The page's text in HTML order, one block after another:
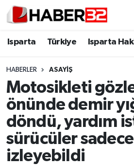
Isparta Türkiye Isparta
HABERLER ASAYİŞ
Motosikleti
önünde demir
döndü, yardım
sürücüler sadece
izleyebildi
Isparta
Esnaf Diyor ki;
ASAYİŞ
BİLİM VE TEKNOLOJİ
EĞİTİM
Isparta Nöbetçi Eczaneler
Isparta Trafik Yoğunluk
Süper Lig Puan Durumu ve
Tüm Manşetler
Son Dakika Haberleri